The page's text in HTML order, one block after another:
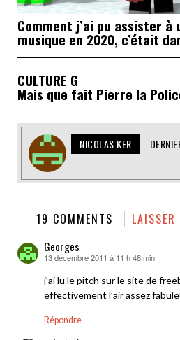
Comment j’ai pu assister à
musique en 2020, c’était
CULTURE G
Mais que fait Pierre la
NICOLAS KER
19 COMMENTS
Georges
dit :
13 décembre 2011 à 11 h 48 min
j’ai lu le pitch sur le site de
effectivement l’air assez
Répondre